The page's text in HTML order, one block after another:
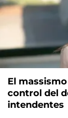
El
control del
intendentes